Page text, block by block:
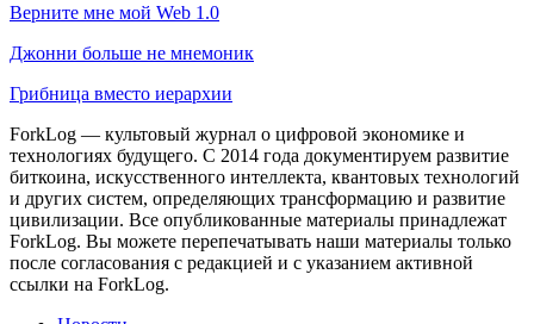
Верните мне мой Web 1.0
Джонни больше не мнемоник
Грибница вместо иерархии
ForkLog — культовый журнал о цифровой экономике и
технологиях будущего. С 2014 года документируем развитие
биткоина, искусственного интеллекта, квантовых технологий
и других систем, определяющих трансформацию и развитие
цивилизации. Все опубликованные материалы принадлежат
ForkLog. Вы можете перепечатывать наши материалы только
после согласования с редакцией и с указанием активной
ссылки на ForkLog.